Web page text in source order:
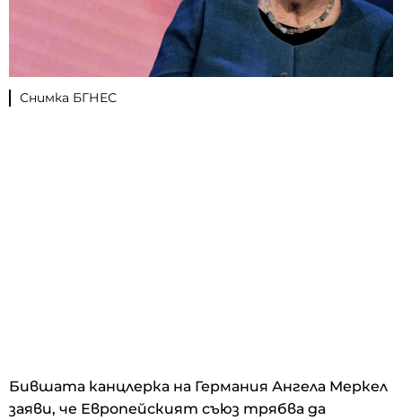
Снимка БГНЕС
Бившата канцлерка на Германия Ангела Меркел
заяви, че Европейският съюз трябва да